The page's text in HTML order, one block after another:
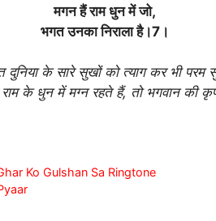
मगन हैं राम धुन में जो,
भगत उनका निराला है।7।
दुनिया के सारे सुखों को त्याग कर भी
के धुन में मग्न रहते हैं, तो भगवान की
Ghar Ko Gulshan Sa Ringtone